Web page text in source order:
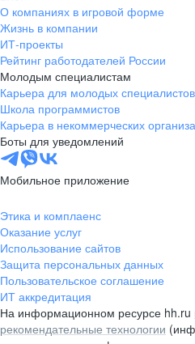
О компаниях в игровой форме
Жизнь в компании
ИТ-проекты
Рейтинг работодателей России
Молодым специалистам
Карьера для молодых специалистов
Школа программистов
Карьера в некоммерческих
Боты для уведомлений
Мобильное приложение
Этика и комплаенс
Оказание услуг
Использование сайтов
Защита персональных данных
Пользовательское соглашение
ИТ аккредитация
На информационном ресурсе hh.ru
рекомендательные технологии